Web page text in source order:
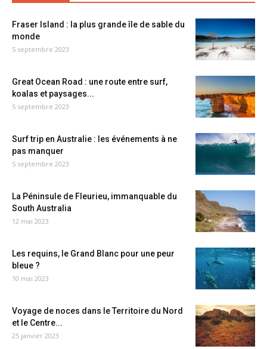
Fraser Island : la plus grande île de sable du
monde
5 septembre 2023
Great Ocean Road : une route entre surf,
koalas et paysages...
5 septembre 2023
Surf trip en Australie : les événements à ne
pas manquer
5 septembre 2023
La Péninsule de Fleurieu, immanquable du
South Australia
12 mai 2023
Les requins, le Grand Blanc pour une peur
bleue ?
10 mai 2023
Voyage de noces dans le Territoire du Nord
et le Centre...
25 janvier 2023